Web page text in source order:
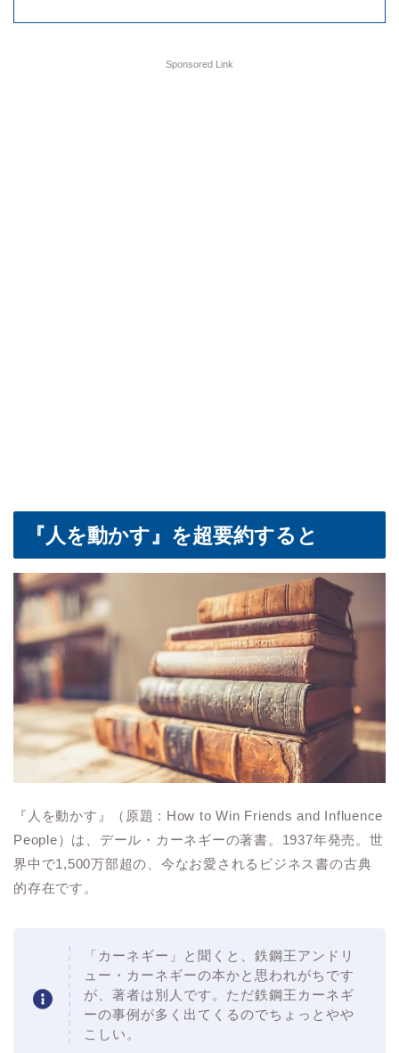
Sponsored Link
『人を動かす』を超要約すると
『人を動かす』（原題 : How to Win Friends and Influence
People）は、デール・カーネギーの著書。1937年発売。世
界中で1,500万部超の、今なお愛されるビジネス書の古典
的存在です。
「カーネギー」と聞くと、鉄鋼王アンドリ
ュー・カーネギーの本かと思われがちです
が、著者は別人です。ただ鉄鋼王カーネギ
ーの事例が多く出てくるのでちょっとやや
こしい。